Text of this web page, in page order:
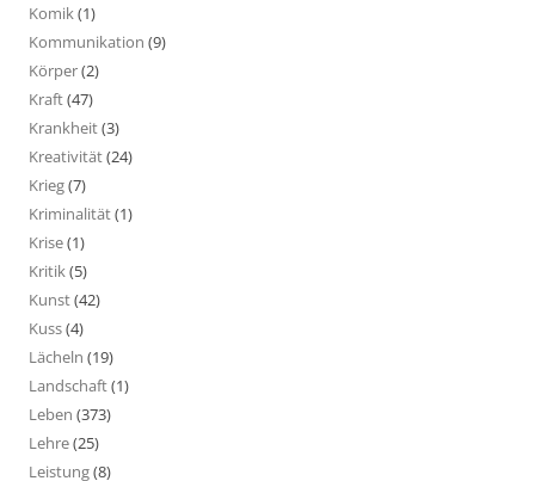
Komik(1)
Kommunikation (9)
Körper(2)
Kraft(47)
Krankheit(3)
Kreativität(24)
Krieg(7)
Kriminalität(1)
Krise(1)
Kritik(5)
Kunst(42)
Kuss(4)
Lächeln (19)
Landschaft(1)
Leben (373)
Lehre(25)
Leistung(8)